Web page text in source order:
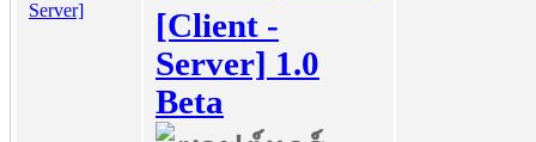
[Client -
Server] 1.0
Beta